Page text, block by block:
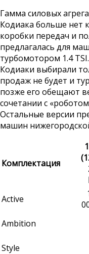
Гамма силовых
Кодиака больше нет
коробки передач и
предлагалась для
турбомотором 1.4
Кодиаки выбирали
продаж не будет и
позже его обещают
сочетании с
Остальные версии
машин
Комплектация
Active
Ambition
Style